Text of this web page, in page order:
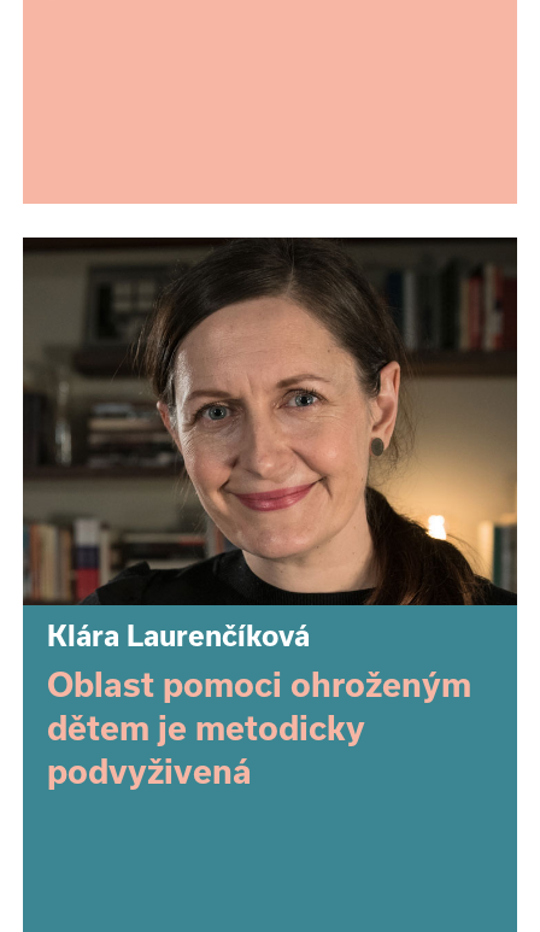
Klára Laurenčíková
Oblast pomoci ohroženým
dětem je metodicky
podvyživená